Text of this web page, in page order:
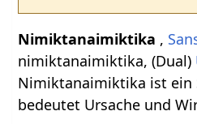
Nimiktanaimiktika ,
nimiktanaimiktika, (Dual)
Nimiktanaimiktika ist ein
bedeutet Ursache und